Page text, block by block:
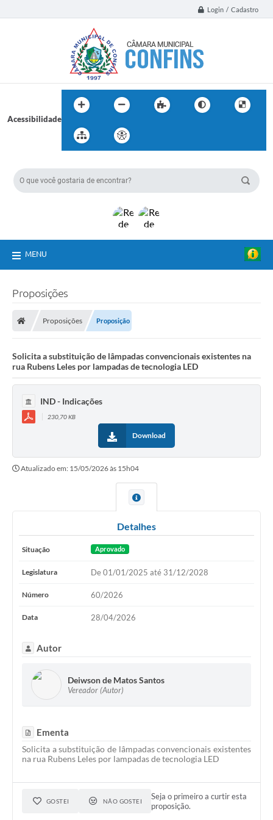
Login / Cadastro
Acessibilidade
MENU
Proposições
Proposições Proposição
Solicita a substituição de lâmpadas convencionais existentes na
rua Rubens Leles por lampadas de tecnologia LED
IND - Indicações
230,70 KB
Download
Atualizado em: 15/05/2026 às 15h04
Detalhes
Situação Aprovado
Legislatura De 01/01/2025 até 31/12/2028
Número 60/2026
Data 28/04/2026
Autor
Deiwson de Matos Santos
Vereador (Autor)
Ementa
Solicita a substituição de lâmpadas convencionais existentes
na rua Rubens Leles por lampadas de tecnologia LED
GOSTEI NÃO GOSTEI
Seja o primeiro a curtir esta
proposição.